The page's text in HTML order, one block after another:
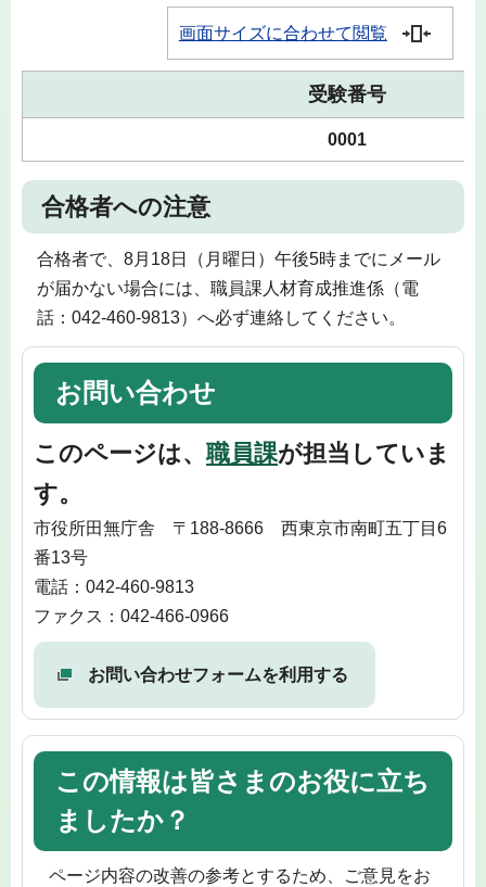
画面サイズに合わせて閲覧
受験番号
0001
合格者への注意
合格者で、8月18日（月曜日）午後5時までにメール
が届かない場合には、職員課人材育成推進係（電
話：042-460-9813）へ必ず連絡してください。
お問い合わせ
このページは、 職員課が担当していま
す。
市役所田無庁舎 〒188-8666 西東京市南町五丁目6
番13号
電話：042-460-9813
ファクス：042-466-0966
お問い合わせフォームを利用する
この情報は皆さまのお役に立ち
ましたか？
ページ内容の改善の参考とするため、ご意見をお